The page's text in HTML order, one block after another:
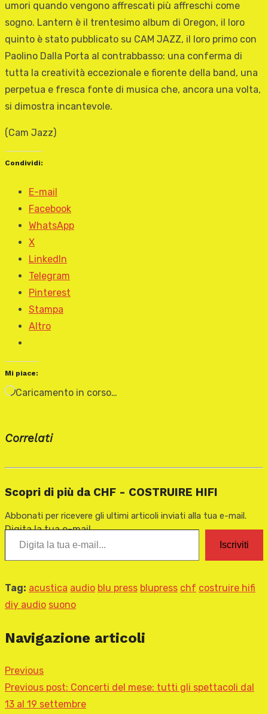
umori quando vengono affrescati più affreschi come
sogno. Lantern è il trentesimo album di Oregon, il loro
quinto è stato pubblicato su CAM JAZZ, il loro primo con
Paolino Dalla Porta al contrabbasso: una conferma di
tutta la creatività eccezionale e fiorente della band, una
perpetua e fresca fonte di musica che, ancora una volta,
si dimostra incantevole.
(Cam Jazz)
Condividi:
E-mail
Facebook
WhatsApp
X
LinkedIn
Telegram
Pinterest
Stampa
Altro
Mi piace:
Caricamento in corso…
Correlati
Scopri di più da CHF - COSTRUIRE HIFI
Abbonati per ricevere gli ultimi articoli inviati alla tua e-mail.
Digita la tua e-mail...
Iscriviti
Tag: acustica audio blu press blupress chf costruire hifi
diy audio suono
Navigazione articoli
Previous
Previous post: Concerti del mese: tutti gli spettacoli dal
13 al 19 settembre